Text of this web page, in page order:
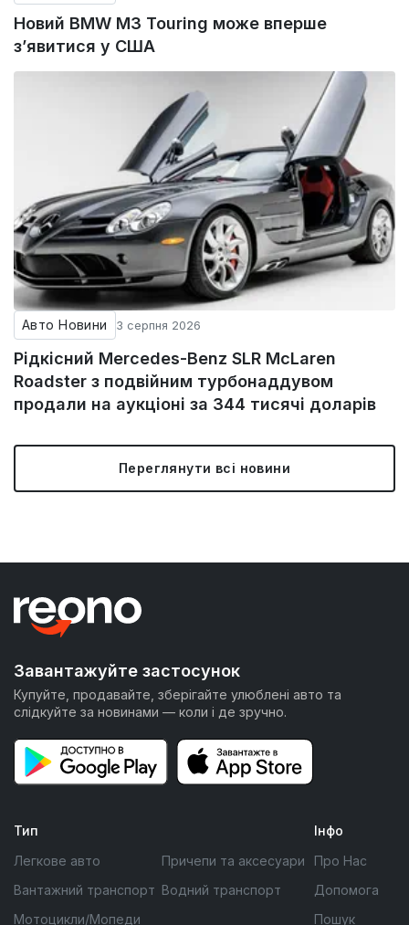
Новий BMW M3 Touring може вперше
з’явитися у США
Авто Новини 3 серпня 2026
Рідкісний Mercedes-Benz SLR McLaren
Roadster з подвійним турбонаддувом
продали на аукціоні за 344 тисячі доларів
Переглянути всі новини
Завантажуйте застосунок
Купуйте, продавайте, зберігайте улюблені авто та
слідкуйте за новинами — коли і де зручно.
Тип
Легкове авто
Вантажний транспорт
Мотоцикли/Мопеди
Причепи та аксесуари
Водний транспорт
Інфо
Про Нас
Допомога
Пошук